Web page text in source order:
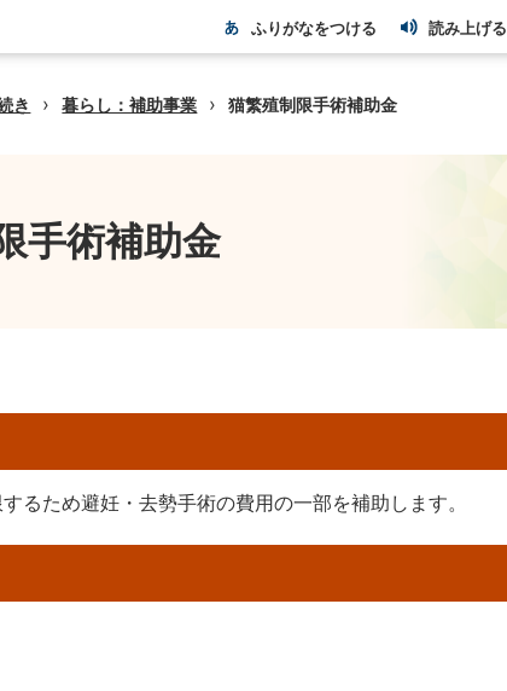
ふりがなをつける 読み上げる
き › 暮らし：補助事業 › 猫繁殖制限手術補助金
手術補助金
るため避妊・去勢手術の費用の一部を補助します。